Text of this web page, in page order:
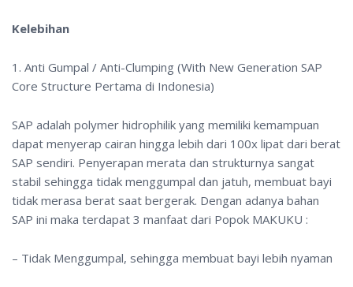
Kelebihan
1. Anti Gumpal / Anti-Clumping (With New Generation SAP
Core Structure Pertama di Indonesia)
SAP adalah polymer hidrophilik yang memiliki kemampuan
dapat menyerap cairan hingga lebih dari 100x lipat dari berat
SAP sendiri. Penyerapan merata dan strukturnya sangat
stabil sehingga tidak menggumpal dan jatuh, membuat bayi
tidak merasa berat saat bergerak. Dengan adanya bahan
SAP ini maka terdapat 3 manfaat dari Popok MAKUKU :
– Tidak Menggumpal, sehingga membuat bayi lebih nyaman